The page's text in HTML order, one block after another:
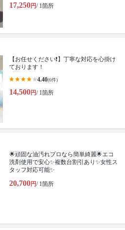
17,250円/ 1箇所
【お任せください❗️】丁寧な対応を心掛け
ております！
4.40(6件)
14,500円/ 1箇所
🌟頑固な油汚れプロなら簡単綺麗🌟エコ
洗剤使用で安心✨複数台割引あり✨女性ス
タッフ対応可能✨
20,700円/ 1箇所